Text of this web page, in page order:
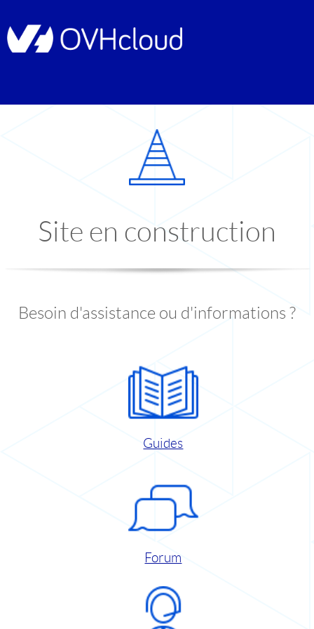
Site en construction
Besoin d'assistance ou d'informations ?
Guides
Forum